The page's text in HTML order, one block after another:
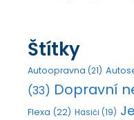
Štítky
Autoopravna (21)
(33) Dopravní
Flexa (22) Hasiči (19)